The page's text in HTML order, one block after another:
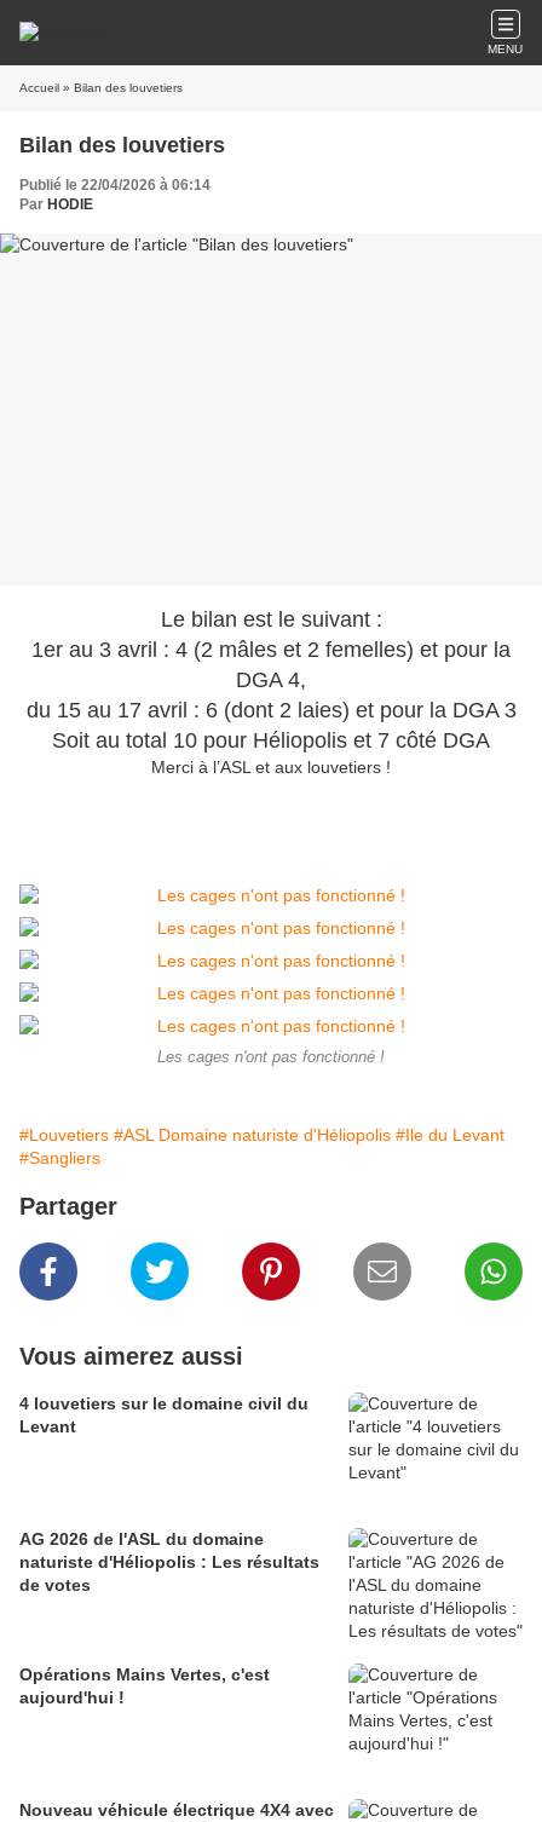
MENU
Accueil » Bilan des louvetiers
Bilan des louvetiers
Publié le 22/04/2026 à 06:14
Par HODIE
Le bilan est le suivant :
1er au 3 avril : 4 (2 mâles et 2 femelles) et pour la
DGA 4,
du 15 au 17 avril : 6 (dont 2 laies) et pour la DGA 3
Soit au total 10 pour Héliopolis et 7 côté DGA
Merci à l’ASL et aux louvetiers !
Les cages n'ont pas fonctionné !
#Louvetiers #ASL Domaine naturiste d'Héliopolis #Ile du Levant
#Sangliers
Partager
Vous aimerez aussi
4 louvetiers sur le domaine civil du
Levant
AG 2026 de l'ASL du domaine
naturiste d'Héliopolis : Les résultats
de votes
Opérations Mains Vertes, c'est
aujourd'hui !
Nouveau véhicule électrique 4X4 avec